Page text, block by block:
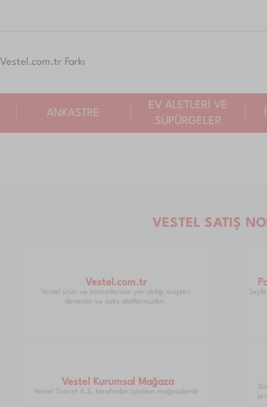
Vestel.com.tr Farkı
ANKASTRE
EV ALETLERİ VE
SÜPÜRGELER
VESTEL SATIŞ
Vestel.com.tr
Vestel ürün ve hizmetlerinin yer aldığı müşteri
deneyim ve satış platformudur.
Vestel Kurumsal Mağaza
Vestel Ticaret A.Ş. tarafından işletilen mağazalardır.